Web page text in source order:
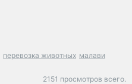
перевозка животных малави
2151 просмотров всего.